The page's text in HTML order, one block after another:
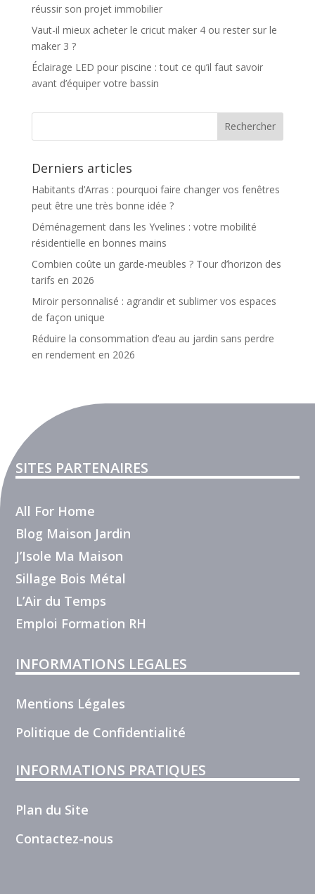
réussir son projet immobilier
Vaut-il mieux acheter le cricut maker 4 ou rester sur le
maker 3 ?
Éclairage LED pour piscine : tout ce qu’il faut savoir
avant d’équiper votre bassin
Derniers articles
Habitants d’Arras : pourquoi faire changer vos fenêtres
peut être une très bonne idée ?
Déménagement dans les Yvelines : votre mobilité
résidentielle en bonnes mains
Combien coûte un garde-meubles ? Tour d’horizon des
tarifs en 2026
Miroir personnalisé : agrandir et sublimer vos espaces
de façon unique
Réduire la consommation d’eau au jardin sans perdre
en rendement en 2026
SITES PARTENAIRES
All For Home
Blog Maison Jardin
J’Isole Ma Maison
Sillage Bois Métal
L’Air du Temps
Emploi Formation RH
INFORMATIONS LEGALES
Mentions Légales
Politique de Confidentialité
INFORMATIONS PRATIQUES
Plan du Site
Contactez-nous